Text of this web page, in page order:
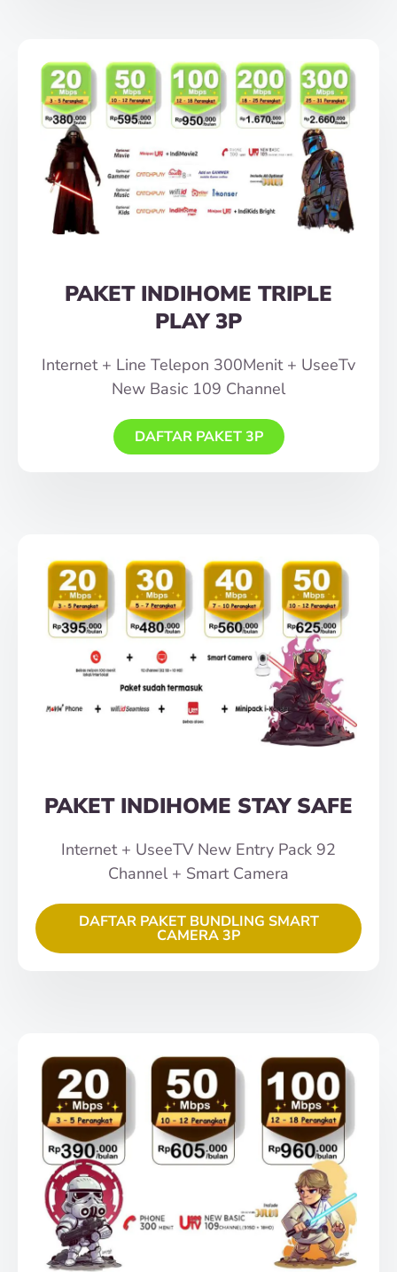
PAKET INDIHOME TRIPLE
PLAY 3P
Internet + Line Telepon 300Menit + UseeTv
New Basic 109 Channel
DAFTAR PAKET 3P
PAKET INDIHOME STAY SAFE
Internet + UseeTV New Entry Pack 92
Channel + Smart Camera
DAFTAR PAKET BUNDLING SMART
CAMERA 3P